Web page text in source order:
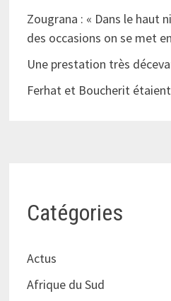
Zougrana : « Dans le haut
des occasions on se met
Une prestation très
Ferhat et Boucherit
Catégories
Actus
Afrique du Sud